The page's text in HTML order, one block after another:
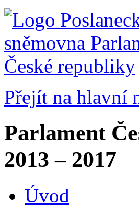
Přejít na hlavní
Parlament
2013 – 2017
Úvod